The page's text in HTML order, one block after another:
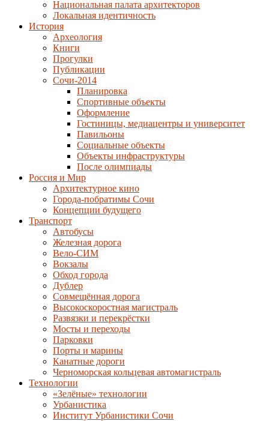
Национальная палата архитекторов
Локальная идентичность
История
Археология
Книги
Прогулки
Публикации
Сочи-2014
Планировка
Спортивные объекты
Оформление
Гостиницы, медиацентры и университет
Павильоны
Социальные объекты
Объекты инфраструктуры
После олимпиады
Россия и Мир
Архитектурное кино
Города-побратимы Сочи
Концепции будущего
Транспорт
Автобусы
Железная дорога
Вело-СИМ
Вокзалы
Обход города
Дублер
Совмещённая дорога
Высокоскоростная магистраль
Развязки и перекрёстки
Мосты и переходы
Парковки
Порты и марины
Канатные дороги
Черноморская кольцевая автомагистраль
Технологии
«Зелёные» технологии
Урбанистика
Институт Урбанистики Сочи